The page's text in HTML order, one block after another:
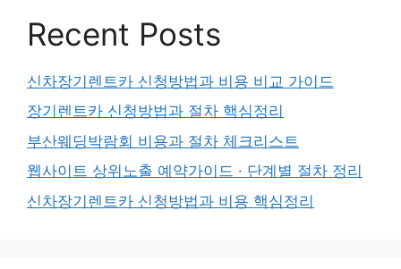
Recent Posts
신차장기렌트카 신청방법과 비용 비교 가이드
장기렌트카 신청방법과 절차 핵심정리
부산웨딩박람회 비용과 절차 체크리스트
웹사이트 상위노출 예약가이드 · 단계별 절차 정리
신차장기렌트카 신청방법과 비용 핵심정리